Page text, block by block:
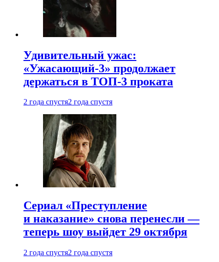
Удивительный ужас:
«Ужасающий-3» продолжает
держаться в ТОП-3 проката
2 года спустя2 года спустя
Сериал «Преступление
и наказание» снова перенесли —
теперь шоу выйдет 29 октября
2 года спустя2 года спустя